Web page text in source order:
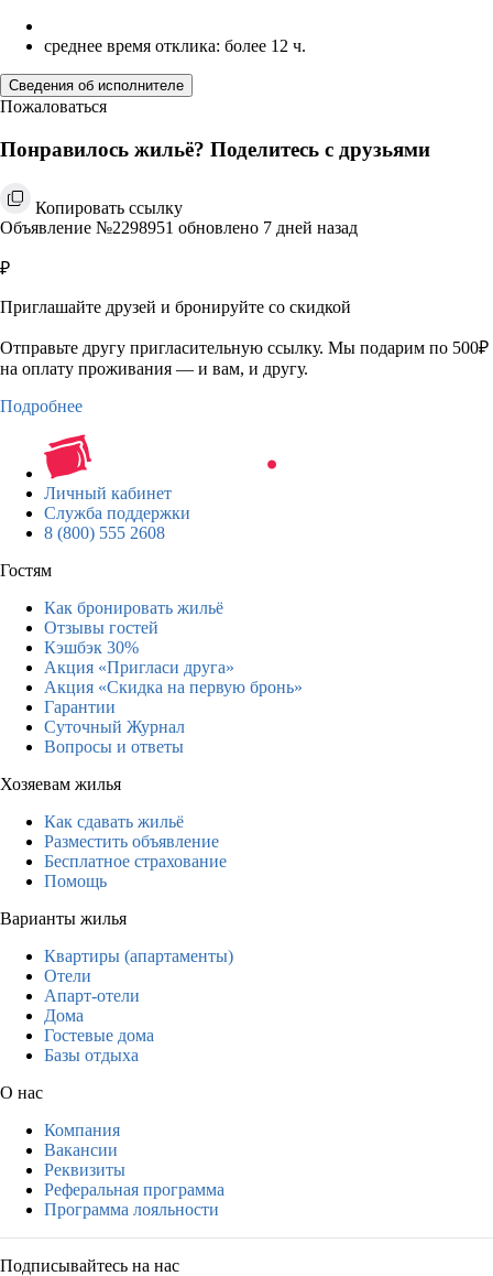
среднее время отклика: более 12 ч.
Сведения об исполнителе
Пожаловаться
Понравилось жильё? Поделитесь с друзьями
Копировать ссылку
Объявление №2298951 обновлено 7 дней назад
₽
Приглашайте друзей и бронируйте со скидкой
Отправьте другу пригласительную ссылку. Мы подарим по 500₽
на оплату проживания — и вам, и другу.
Подробнее
Личный кабинет
Служба поддержки
8 (800) 555 2608
Гостям
Как бронировать жильё
Отзывы гостей
Кэшбэк 30%
Акция «Пригласи друга»
Акция «Скидка на первую бронь»
Гарантии
Суточный Журнал
Вопросы и ответы
Хозяевам жилья
Как сдавать жильё
Разместить объявление
Бесплатное страхование
Помощь
Варианты жилья
Квартиры (апартаменты)
Отели
Апарт-отели
Дома
Гостевые дома
Базы отдыха
О нас
Компания
Вакансии
Реквизиты
Реферальная программа
Программа лояльности
Подписывайтесь на нас